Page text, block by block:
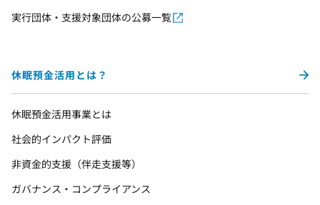
実行団体・支援対象団体の公募一覧
休眠預金活用とは？
休眠預金活用事業とは
社会的インパクト評価
非資金的支援（伴走支援等）
ガバナンス・コンプライアンス